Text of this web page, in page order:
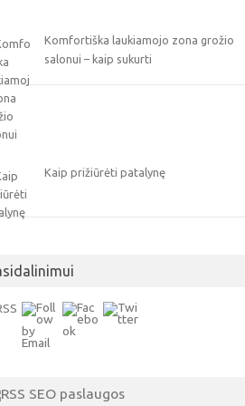
Komfortiška laukiamojo zona grožio
salonui – kaip sukurti
Kaip prižiūrėti patalynę
SEO paslaugos